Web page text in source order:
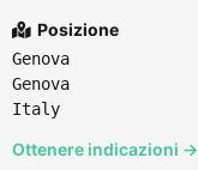
Posizione
Genova
Genova
Italy
Ottenere indicazioni →